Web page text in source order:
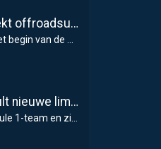
Valtteri Bottas boekt offroadsucces op de fiets tijdens F1-zomerstop
Aston Martin onthult nieuwe limited-edition Glenfiddich-whisky